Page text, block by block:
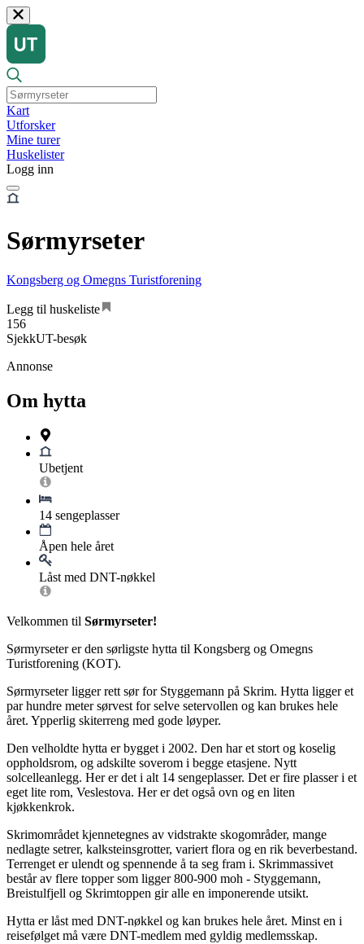
Kart
Utforsker
Mine turer
Huskelister
Logg inn
Sørmyrseter
Kongsberg og Omegns Turistforening
Legg til huskeliste
156
SjekkUT-besøk
Annonse
Om hytta
Ubetjent
14 sengeplasser
Åpen hele året
Låst med DNT-nøkkel
Velkommen til Sørmyrseter!
Sørmyrseter er den sørligste hytta til Kongsberg og Omegns
Turistforening (KOT).
Sørmyrseter ligger rett sør for Styggemann på Skrim. Hytta ligger et
par hundre meter sørvest for selve setervollen og kan brukes hele
året. Ypperlig skiterreng med gode løyper.
Den velholdte hytta er bygget i 2002. Den har et stort og koselig
oppholdsrom, og adskilte soverom i begge etasjene. Nytt
solcelleanlegg. Her er det i alt 14 sengeplasser. Det er fire plasser i et
eget lite rom, Veslestova. Her er det også ovn og en liten
kjøkkenkrok.
Skrimområdet kjennetegnes av vidstrakte skogområder, mange
nedlagte setrer, kalksteinsgrotter, variert flora og en rik beverbestand.
Terrenget er ulendt og spennende å ta seg fram i. Skrimmassivet
består av flere topper som ligger 800-900 moh - Styggemann,
Breistulfjell og Skrimtoppen gir alle en imponerende utsikt.
Hytta er låst med DNT-nøkkel og kan brukes hele året. Minst en i
reisefølget må være DNT-medlem med gyldig medlemsskap.